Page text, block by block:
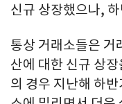
신규 상장했으나,
통상 거래소들은 거
산에 대한 신규 상
의 경우 지난해 하